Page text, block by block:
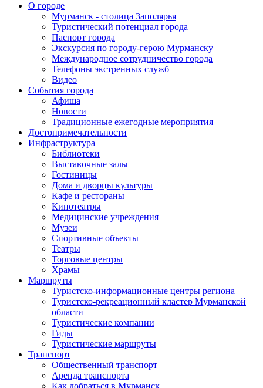
О городе
Мурманск - столица Заполярья
Туристический потенциал города
Паспорт города
Экскурсия по городу-герою Мурманску
Международное сотрудничество города
Телефоны экстренных служб
Видео
События города
Афиша
Новости
Традиционные ежегодные мероприятия
Достопримечательности
Инфраструктура
Библиотеки
Выставочные залы
Гостиницы
Дома и дворцы культуры
Кафе и рестораны
Кинотеатры
Медицинские учреждения
Музеи
Спортивные объекты
Театры
Торговые центры
Храмы
Маршруты
Туристско-информационные центры региона
Туристско-рекреационный кластер Мурманской
области
Туристические компании
Гиды
Туристические маршруты
Транспорт
Общественный транспорт
Аренда транспорта
Как добраться в Мурманск